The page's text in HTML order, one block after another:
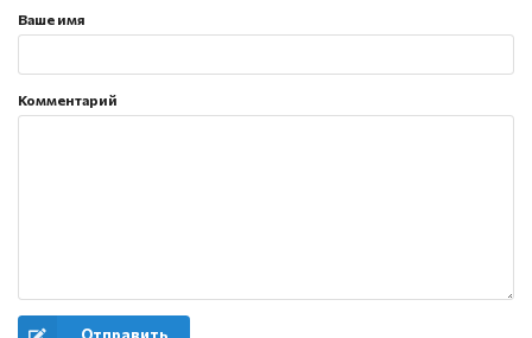
Ваше имя
Комментарий